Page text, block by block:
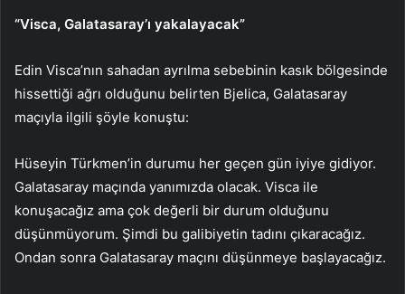
“Visca, Galatasaray’ı yakalayacak”
Edin Visca’nın sahadan ayrılma sebebinin kasık bölgesinde
hissettiği ağrı olduğunu belirten Bjelica, Galatasaray
maçıyla ilgili şöyle konuştu:
Hüseyin Türkmen’in durumu her geçen gün iyiye gidiyor.
Galatasaray maçında yanımızda olacak. Visca ile
konuşacağız ama çok değerli bir durum olduğunu
düşünmüyorum. Şimdi bu galibiyetin tadını çıkaracağız.
Ondan sonra Galatasaray maçını düşünmeye başlayacağız.